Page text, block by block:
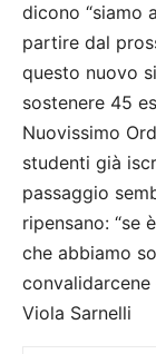
dicono “siamo
partire dal
questo nuovo
sostenere 45
Nuovissimo
studenti già
passaggio
ripensano: “se
che abbiamo
convalidarcene
Viola Sarnelli